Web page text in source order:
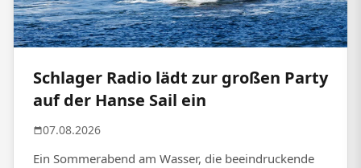
Schlager Radio lädt zur großen Party
auf der Hanse Sail ein
07.08.2026
Ein Sommerabend am Wasser, die beeindruckende